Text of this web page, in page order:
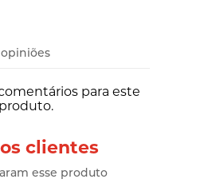
para este
produto.
clientes
esse produto